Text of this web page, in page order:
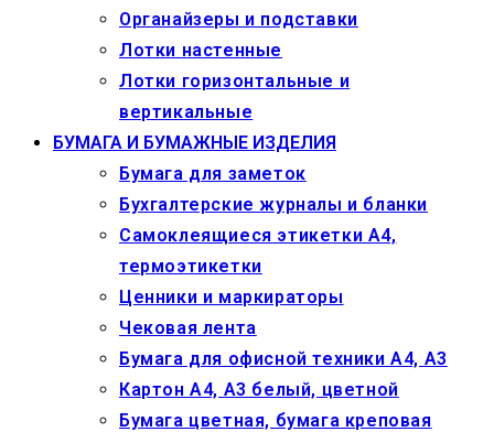
Органайзеры и подставки
Лотки настенные
Лотки горизонтальные и
вертикальные
БУМАГА И БУМАЖНЫЕ ИЗДЕЛИЯ
Бумага для заметок
Бухгалтерские журналы и бланки
Самоклеящиеся этикетки А4,
термоэтикетки
Ценники и маркираторы
Чековая лента
Бумага для офисной техники А4, А3
Картон А4, А3 белый, цветной
Бумага цветная, бумага креповая